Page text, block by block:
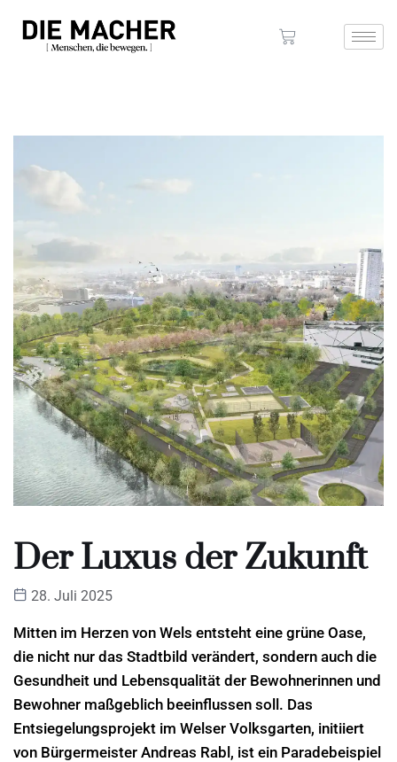
Der Luxus der Zukunft
28. Juli 2025
Mitten im Herzen von Wels entsteht eine grüne Oase,
die nicht nur das Stadtbild verändert, sondern auch die
Gesundheit und Lebensqualität der Bewohnerinnen und
Bewohner maßgeblich beeinflussen soll. Das
Entsiegelungsprojekt im Welser Volksgarten, initiiert
von Bürgermeister Andreas Rabl, ist ein Paradebeispiel